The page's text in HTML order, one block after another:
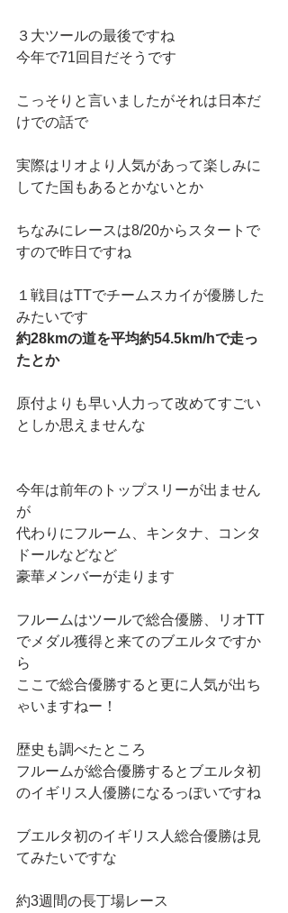
３大ツールの最後ですね
今年で71回目だそうです
こっそりと言いましたがそれは日本だ
けでの話で
実際はリオより人気があって楽しみに
してた国もあるとかないとか
ちなみにレースは8/20からスタートで
すので昨日ですね
１戦目はTTでチームスカイが優勝した
みたいです
約28kmの道を平均約54.5km/hで走っ
たとか
原付よりも早い人力って改めてすごい
としか思えませんな
今年は前年のトップスリーが出ません
が
代わりにフルーム、キンタナ、コンタ
ドールなどなど
豪華メンバーが走ります
フルームはツールで総合優勝、リオTT
でメダル獲得と来てのブエルタですか
ら
ここで総合優勝すると更に人気が出ち
ゃいますねー！
歴史も調べたところ
フルームが総合優勝するとブエルタ初
のイギリス人優勝になるっぽいですね
ブエルタ初のイギリス人総合優勝は見
てみたいですな
約3週間の長丁場レース